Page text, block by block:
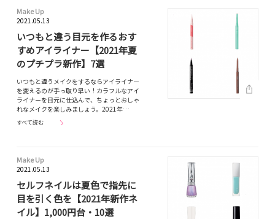
Make Up
2021.05.13
いつもと違う目元を作るおす
すめアイライナー【2021年夏
のプチプラ新作】7選
いつもと違うメイクをするならアイライナー
を変えるのが手っ取り早い！カラフルなアイ
ライナーを目元に仕込んで、ちょっとおしゃ
れなメイクを楽しみましょう。2021年…
すべて読む
Make Up
2021.05.13
セルフネイルは夏色で指先に
目を引く色を【2021年新作ネ
イル】1,000円台・10選